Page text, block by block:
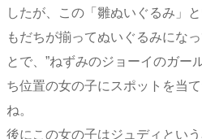
したが、この「雛ぬいぐるみ」
もだちが揃ってぬいぐるみにな
とで、”ねずみのジョーイのガー
ち位置の女の子にスポットを当
ね。
後にこの女の子はジュディとい